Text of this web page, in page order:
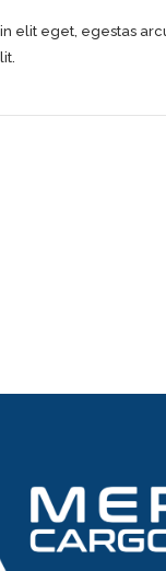
elit eget, egestas